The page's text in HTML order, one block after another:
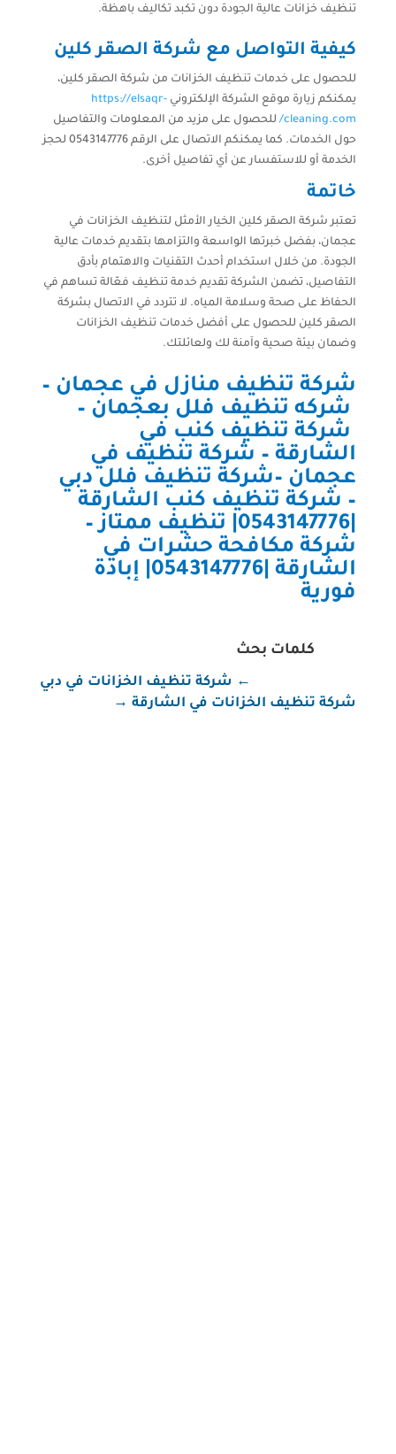
تنظيف خزانات عالية الجودة دون تكبد تكاليف باهظة.
كيفية التواصل مع شركة الصقر كلين
للحصول على خدمات تنظيف الخزانات من شركة الصقر كلين،
يمكنكم زيارة موقع الشركة الإلكتروني https://elsaqr-
cleaning.com/ للحصول على مزيد من المعلومات والتفاصيل
حول الخدمات. كما يمكنكم الاتصال على الرقم 0543147776 لحجز
الخدمة أو للاستفسار عن أي تفاصيل أخرى.
خاتمة
تعتبر شركة الصقر كلين الخيار الأمثل لتنظيف الخزانات في
عجمان، بفضل خبرتها الواسعة والتزامها بتقديم خدمات عالية
الجودة. من خلال استخدام أحدث التقنيات والاهتمام بأدق
التفاصيل، تضمن الشركة تقديم خدمة تنظيف فعّالة تساهم في
الحفاظ على صحة وسلامة المياه. لا تتردد في الاتصال بشركة
الصقر كلين للحصول على أفضل خدمات تنظيف الخزانات
وضمان بيئة صحية وآمنة لك ولعائلتك.
شركة تنظيف منازل في عجمان –
شركه تنظيف فلل بعجمان –
شركة تنظيف كنب في
الشارقة– شركة تنظيف في
عجمان –شركة تنظيف فلل دبي
– شركة تنظيف كنب الشارقة
–
شركة مكافحة حشرات في
الشارقة |0543147776| إبادة
فورية
كلمات بحث
← شركة تنظيف الخزانات في دبي
شركة تنظيف الخزانات في الشارقة→